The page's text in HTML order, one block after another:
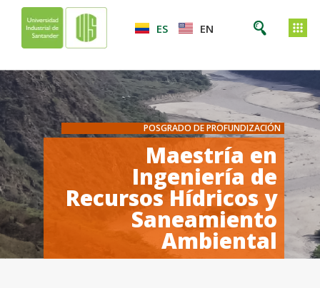
ES EN
POSGRADO DE PROFUNDIZACIÓN
Maestría en
Ingeniería de
Recursos Hídricos y
Saneamiento
Ambiental